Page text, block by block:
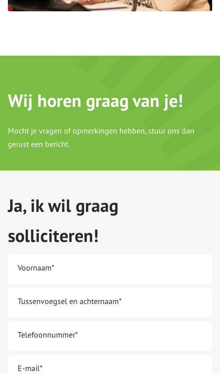
Wij horen graag van je!
Mocht je vragen of opmerkingen hebben, stuur ons dan
gerust een bericht.
Ja, ik wil graag
solliciteren!
Voornaam*
Tussenvoegsel en achternaam*
Telefoonnummer*
E-mail*